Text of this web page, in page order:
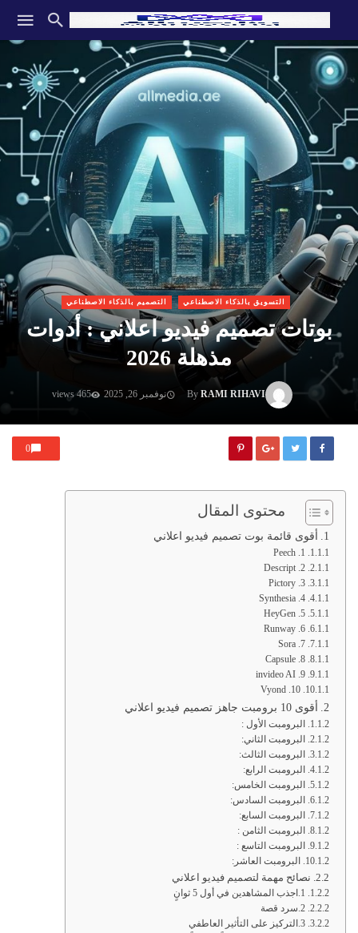
التسويق بالذكاء الاصطناعي التصميم بالذكاء الاصطناعي
بوتات تصميم فيديو اعلاني : أدوات
مذهلة 2026
By RAMI RIHAVI نوفمبر 26, 2025 465 views
0
محتوى المقال
أقوى قائمة بوت تصميم فيديو اعلاني
1. Peech
2. Descript
3. Pictory
4. Synthesia
5. HeyGen
6. Runway
7. Sora
8. Capsule
9. invideo AI
10. Vyond
أقوى 10 برومبت جاهز تصميم فيديو اعلاني
البرومبت الأول :
البرومبت الثاني:
البرومبت الثالث:
البرومبت الرابع:
البرومبت الخامس:
البرومبت السادس:
البرومبت السابع:
البرومبت الثامن :
البرومبت التاسع :
البرومبت العاشر:
نصائح مهمة لتصميم فيديو اعلاني
1.اجذب المشاهدين في أول 5 ثوانٍ
2.سرد قصة
3.التركيز على التأثير العاطفي